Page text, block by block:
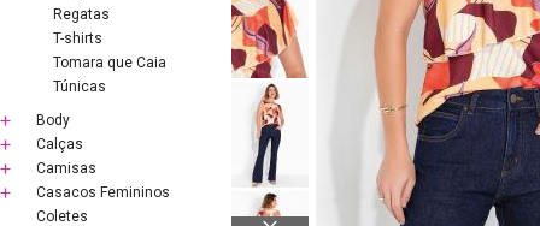
Regatas
T-shirts
Tomara que Caia
Túnicas
Body
Calças
Camisas
Casacos Femininos
Coletes